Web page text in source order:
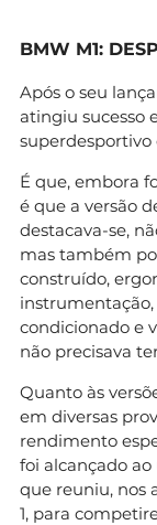
BMW M1:
Após o seu
atingiu sucesso
superdesportivo
É que, embora
é que a versão
destacava-se,
mas também
construído,
condicionado e
não precisava
Quanto às
em diversas
rendimento
foi alcançado
que reuniu, nos
1, para